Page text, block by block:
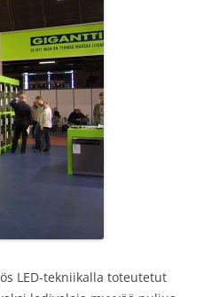
LED-tekniikalla toteutetut